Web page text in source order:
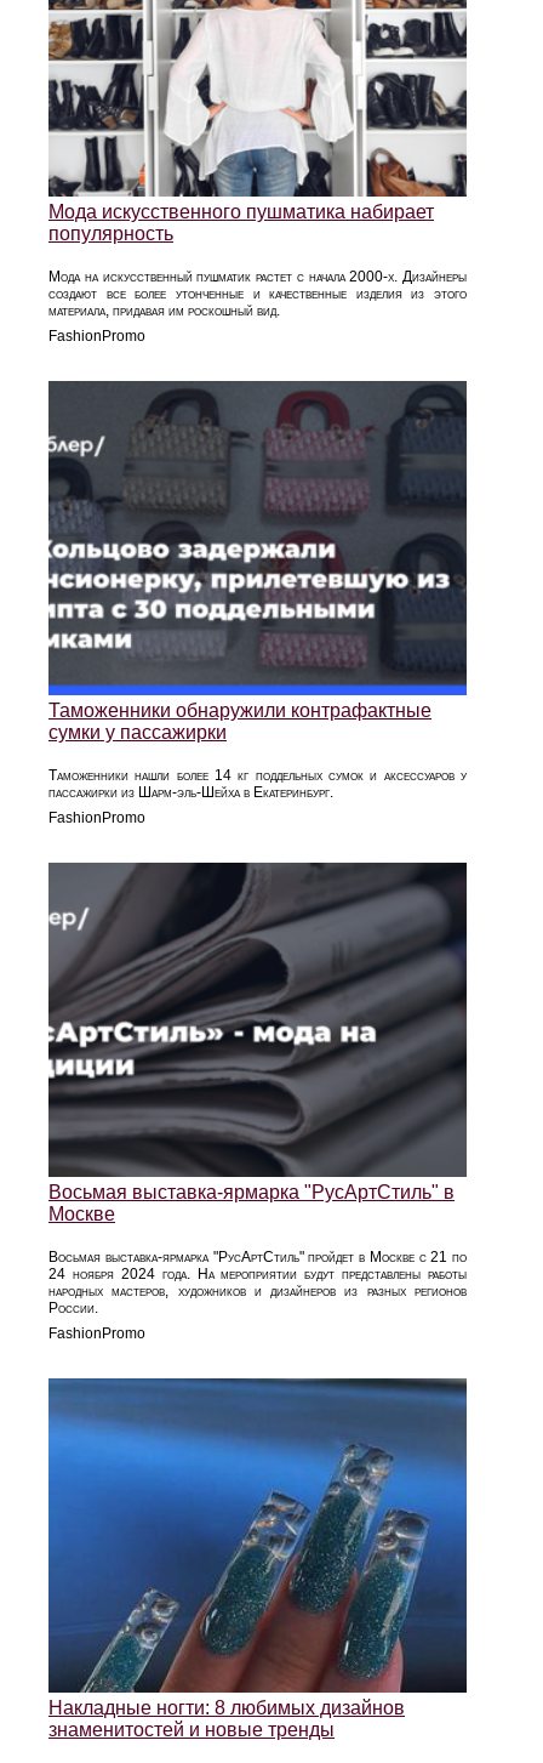
Мода искусственного пушматика набирает
популярность
Мода на искусственный пушматик растет с начала 2000-х. Дизайнеры
создают все более утонченные и качественные изделия из этого
материала, придавая им роскошный вид.
FashionPromo
Таможенники обнаружили контрафактные
сумки у пассажирки
Таможенники нашли более 14 кг поддельных сумок и аксессуаров у
пассажирки из Шарм-эль-Шейха в Екатеринбург.
FashionPromo
Восьмая выставка-ярмарка "РусАртСтиль" в
Москве
Восьмая выставка-ярмарка "РусАртСтиль" пройдет в Москве с 21 по
24 ноября 2024 года. На мероприятии будут представлены работы
народных мастеров, художников и дизайнеров из разных регионов
России.
FashionPromo
Накладные ногти: 8 любимых дизайнов
знаменитостей и новые тренды